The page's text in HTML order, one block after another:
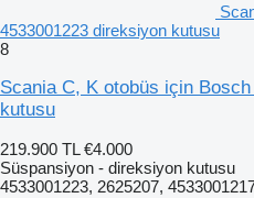
4533001223 direksiyon kutusu
8
Scania C, K otobüs için
kutusu
219.900 TL €4.000
Süspansiyon - direksiyon kutusu
4533001223, 2625207,